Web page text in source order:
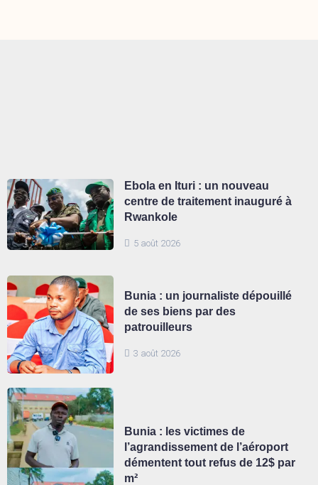
5 août 2026
Ebola en Ituri : un nouveau
centre de traitement inauguré à
Rwankole
3 août 2026
Bunia : un journaliste dépouillé
de ses biens par des
patrouilleurs
Bunia : les victimes de
l’agrandissement de l’aéroport
démentent tout refus de 12$ par
m²